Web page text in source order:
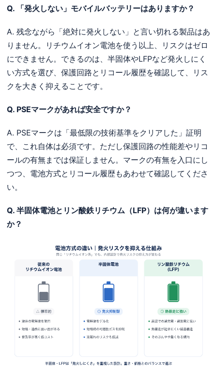
Q. 「発火しない」モバイルバッテリーはありますか？
A. 残念ながら「絶対に発火しない」と言い切れる製品はあ
りません。リチウムイオン電池を使う以上、リスクはゼロ
にできません。できるのは、半固体やLFPなど発火しにく
い方式を選び、保護回路とリコール履歴を確認して、リス
クを大きく抑えることです。
Q. PSEマークがあれば安全ですか？
A. PSEマークは「最低限の技術基準をクリアした」証明
で、これ自体は必須です。ただし保護回路の性能差やリコ
ールの有無までは保証しません。マークの有無を入口にし
つつ、電池方式とリコール履歴もあわせて確認してくださ
い。
Q. 半固体電池とリン酸鉄リチウム（LFP）は何が違います
か？